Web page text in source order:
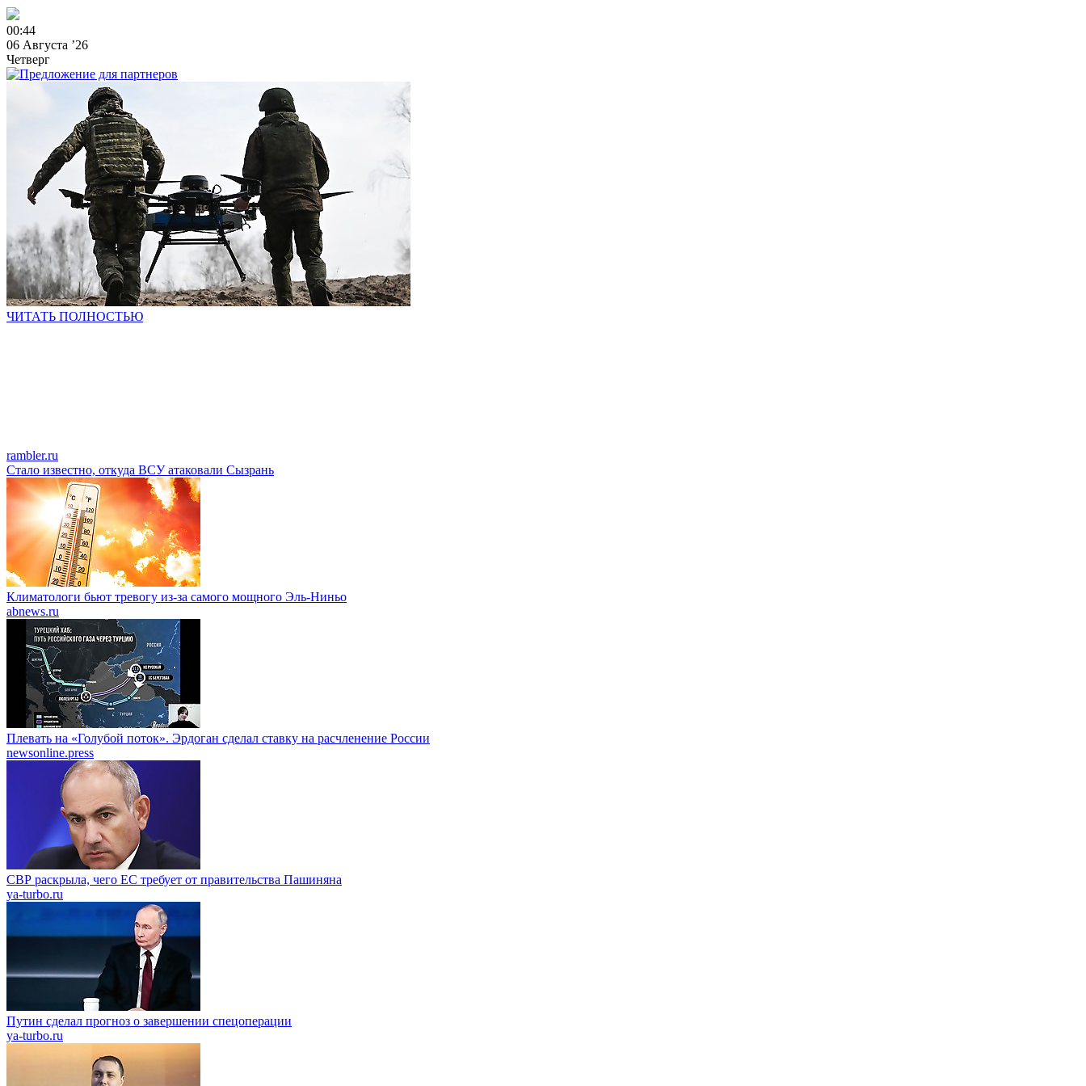
00:44
06 Августа ’26
Четверг
ЧИТАТЬ ПОЛНОСТЬЮ
rambler.ru
Стало известно, откуда ВСУ атаковали Сызрань
Климатологи бьют тревогу из-за самого мощного Эль-Ниньо
abnews.ru
Плевать на «Голубой поток». Эрдоган сделал ставку на расчленение России
newsonline.press
СВР раскрыла, чего ЕС требует от правительства Пашиняна
ya-turbo.ru
Путин сделал прогноз о завершении спецоперации
ya-turbo.ru